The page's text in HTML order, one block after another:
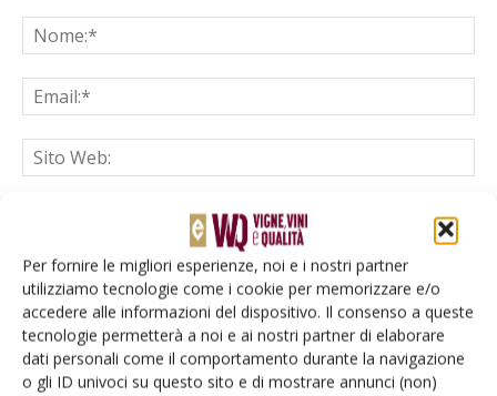
Per fornire le migliori esperienze, noi e i nostri partner
utilizziamo tecnologie come i cookie per memorizzare e/o
accedere alle informazioni del dispositivo. Il consenso a queste
tecnologie permetterà a noi e ai nostri partner di elaborare
dati personali come il comportamento durante la navigazione
o gli ID univoci su questo sito e di mostrare annunci (non)
Salva il mio nome, email e sito web in questo browser per la
prossima volta che commento.